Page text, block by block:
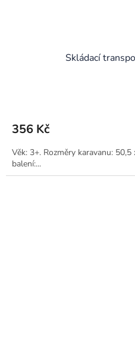
Skládací
356 Kč
Věk: 3+. Rozměry karavanu:
balení:...